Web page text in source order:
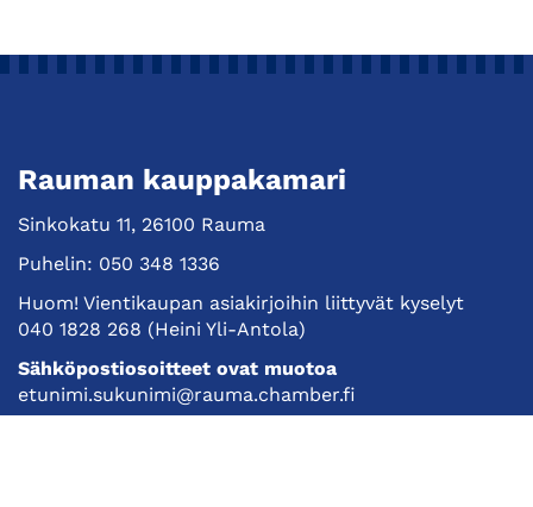
Rauman kauppakamari
Sinkokatu 11, 26100 Rauma
Puhelin: 050 348 1336
Huom! Vientikaupan asiakirjoihin liittyvät kyselyt
040 1828 268 (Heini Yli-Antola)
Sähköpostiosoitteet ovat muotoa
etunimi.sukunimi@rauma.chamber.fi